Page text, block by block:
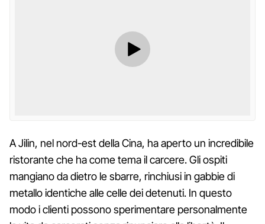
A Jilin, nel nord-est della Cina, ha aperto un incredibile
ristorante che ha come tema il carcere. Gli ospiti
mangiano da dietro le sbarre, rinchiusi in gabbie di
metallo identiche alle celle dei detenuti. In questo
modo i clienti possono sperimentare personalmente